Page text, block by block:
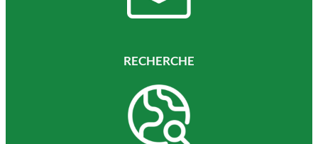
RECHERCHE